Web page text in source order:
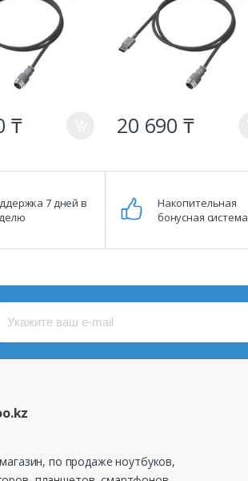
₸ 20 690 ₸
7 дней в
Накопительная
бонусная система
по продаже ноутбуков,